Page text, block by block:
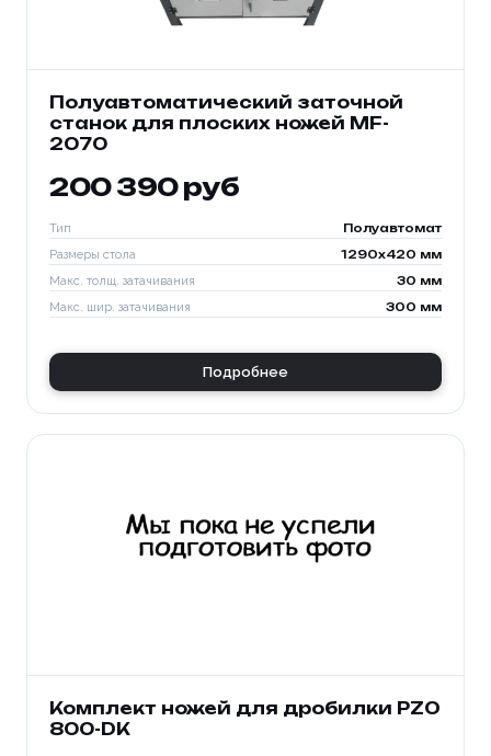
Полуавтоматический заточной
станок для плоских ножей MF-
2070
200 390 руб
Тип Полуавтомат
Размеры стола 1290x420 мм
Макс. толщ. затачивания 30 мм
Макс. шир. затачивания 300 мм
Подробнее
Комплект ножей для дробилки PZO
800-DK